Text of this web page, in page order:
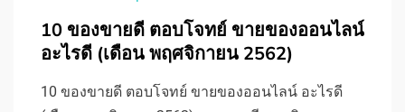
10 ของขายดี ตอบโจทย์ ขายของออนไลน์
อะไรดี (เดือน พฤศจิกายน 2562)
10 ของขายดี ตอบโจทย์ ขายของออนไลน์ อะไรดี